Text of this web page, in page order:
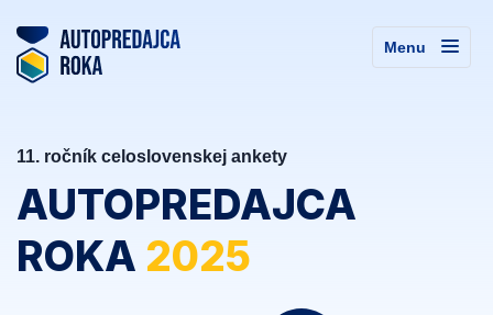
Menu
11. ročník celoslovenskej ankety
AUTOPREDAJCA
ROKA 2025